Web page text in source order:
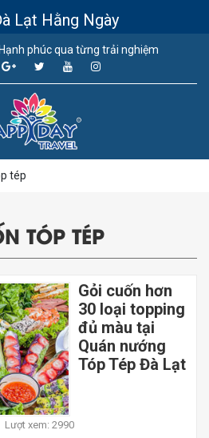
phúc qua từng trải nghiệm
tép
TÓP TÉP
Gỏi cuốn hơn
30 loại topping
đủ màu tại
Quán nướng
Tóp Tép Đà Lạt
Lượt xem: 2990
Lạt Hằng Ngày